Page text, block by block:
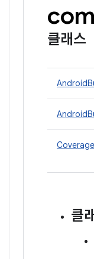
com
클래스
클